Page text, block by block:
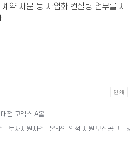
약 자문 등 사업화 컨설팅 업무를 지
.
인쇄
전 코엑스 A홀
투자지원사업」 온라인 입점 지원 모집공고
»